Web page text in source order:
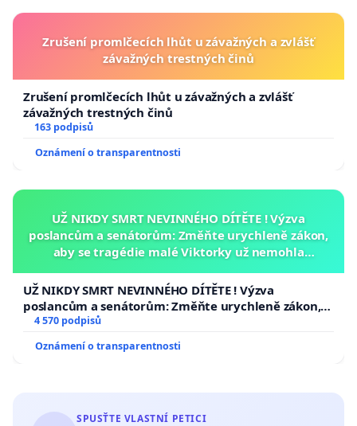
jen kvůli tomu že je člověk psychicky nemocný, ba
peklem, ale pan Tomaštík podle mého názoru, se
snaží hrát na všechny strany a dostat jen výjimečný
Pro takové chování čeho byl pan Tomaštík schopný
neexistuje žádná omluva a je potřeba to řešit a
nenechat ho odejít s podmínkou.
nerozčilujme, je potřeba s tím začít něco dělat.
Moc děkuji za podporu.
Mikolášková.
Zrušení promlčecích lhůt u závažných a zvlášť
závažných trestných činů
Zrušení promlčecích lhůt u závažných a zvlášť
závažných trestných činů
163 podpisů
Oznámení o transparentnosti
UŽ NIKDY SMRT NEVINNÉHO DÍTĚTE ! Výzva
poslancům a senátorům: Změňte urychleně zákon,
aby se tragédie malé Viktorky už nemohla
UŽ NIKDY SMRT NEVINNÉHO DÍTĚTE ! Výzva
poslancům a senátorům: Změňte urychleně zákon,
aby se tragédie malé Viktorky už nemohla opakovat!
4 570 podpisů
Oznámení o transparentnosti
SPUSŤTE VLASTNÍ PETICI